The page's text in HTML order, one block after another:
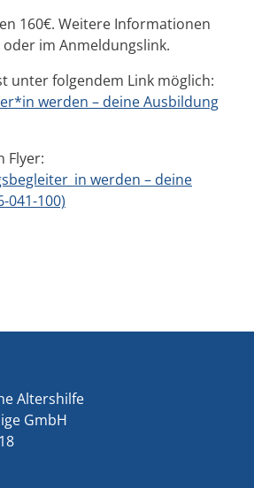
160€. Weitere Informationen
im Anmeldungslink.
unter folgendem Link möglich:
werden – deine Ausbildung
Flyer:
werden – deine
041-100)
Altershilfe
GmbH